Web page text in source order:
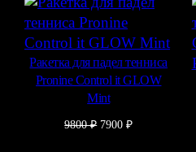
Ракетка для падел тенниса
Pronine Control it GLOW
Mint
9800₽ Первоначальная
7900₽Текущая